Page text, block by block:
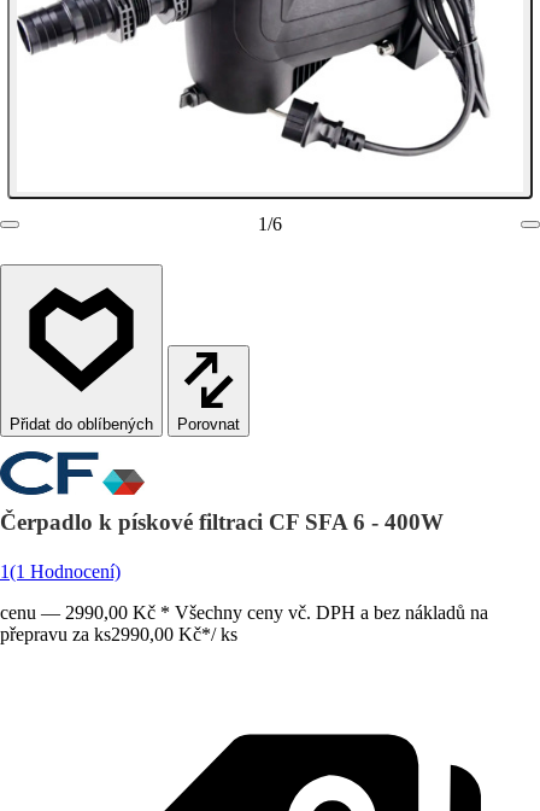
1/6
Porovnat
Čerpadlo k pískové filtraci CF SFA 6 - 400W
1(1 Hodnocení)
cenu — 2990,00 Kč * Všechny ceny vč. DPH a bez nákladů na
přepravu za ks2990,00 Kč*/ ks